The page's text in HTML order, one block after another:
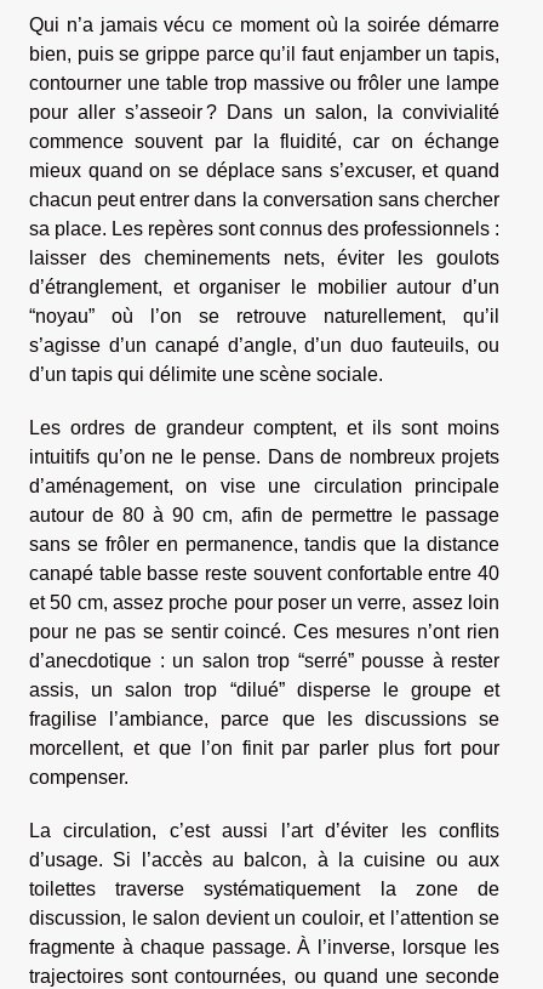
Qui n’a jamais vécu ce moment où la soirée démarre
bien, puis se grippe parce qu’il faut enjamber un tapis,
contourner une table trop massive ou frôler une lampe
pour aller s’asseoir ? Dans un salon, la convivialité
commence souvent par la fluidité, car on échange
mieux quand on se déplace sans s’excuser, et quand
chacun peut entrer dans la conversation sans chercher
sa place. Les repères sont connus des professionnels :
laisser des cheminements nets, éviter les goulots
d’étranglement, et organiser le mobilier autour d’un
“noyau” où l’on se retrouve naturellement, qu’il
s’agisse d’un canapé d’angle, d’un duo fauteuils, ou
d’un tapis qui délimite une scène sociale.
Les ordres de grandeur comptent, et ils sont moins
intuitifs qu’on ne le pense. Dans de nombreux projets
d’aménagement, on vise une circulation principale
autour de 80 à 90 cm, afin de permettre le passage
sans se frôler en permanence, tandis que la distance
canapé table basse reste souvent confortable entre 40
et 50 cm, assez proche pour poser un verre, assez loin
pour ne pas se sentir coincé. Ces mesures n’ont rien
d’anecdotique : un salon trop “serré” pousse à rester
assis, un salon trop “dilué” disperse le groupe et
fragilise l’ambiance, parce que les discussions se
morcellent, et que l’on finit par parler plus fort pour
compenser.
La circulation, c’est aussi l’art d’éviter les conflits
d’usage. Si l’accès au balcon, à la cuisine ou aux
toilettes traverse systématiquement la zone de
discussion, le salon devient un couloir, et l’attention se
fragmente à chaque passage. À l’inverse, lorsque les
trajectoires sont contournées, ou quand une seconde